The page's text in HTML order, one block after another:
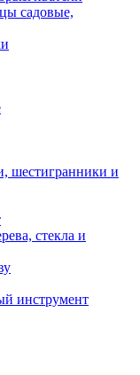
садовые,
шестигранники и
стекла и
инструмент